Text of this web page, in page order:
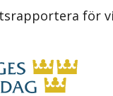
för